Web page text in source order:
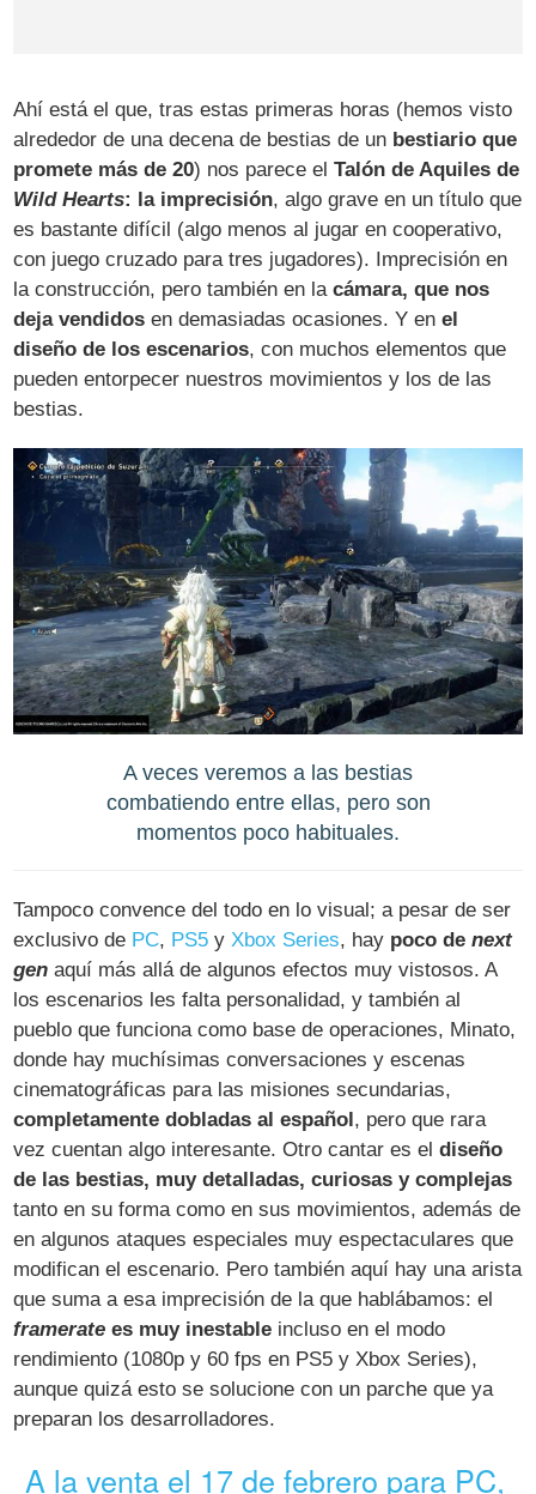
Ahí está el que, tras estas primeras horas (hemos visto
alrededor de una decena de bestias de un bestiario que
promete más de 20) nos parece elTalón de Aquiles de
Wild Hearts: la imprecisión, algo grave en un título que
es bastante difícil (algo menos al jugar en cooperativo,
con juego cruzado para tres jugadores). Imprecisión en
la construcción, pero también en lacámara, que nos
deja vendidos en demasiadas ocasiones. Y enel
diseño de los escenarios, con muchos elementos que
pueden entorpecer nuestros movimientos y los de las
bestias.
A veces veremos a las bestias
combatiendo entre ellas, pero son
momentos poco habituales.
Tampoco convence del todo en lo visual; a pesar de ser
exclusivo de PC, PS5 y Xbox Series, hay poco denext
gen aquí más allá de algunos efectos muy vistosos. A
los escenarios les falta personalidad, y también al
pueblo que funciona como base de operaciones, Minato,
donde hay muchísimas conversaciones y escenas
cinematográficas para las misiones secundarias,
completamente dobladas al español, pero que rara
vez cuentan algo interesante. Otro cantar es eldiseño
de las bestias, muy detalladas, curiosas y complejas
tanto en su forma como en sus movimientos, además de
en algunos ataques especiales muy espectaculares que
modifican el escenario. Pero también aquí hay una arista
que suma a esa imprecisión de la que hablábamos: el
framerate es muy inestable incluso en el modo
rendimiento (1080p y 60 fps en PS5 y Xbox Series),
aunque quizá esto se solucione con un parche que ya
preparan los desarrolladores.
A la venta el 17 de febrero para PC,